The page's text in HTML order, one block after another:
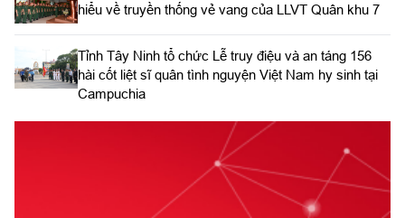
hiểu về truyền thống vẻ vang của LLVT Quân khu 7
​Tỉnh Tây Ninh tổ chức Lễ truy điệu và an táng 156
hài cốt liệt sĩ quân tình nguyện Việt Nam hy sinh tại
Campuchia